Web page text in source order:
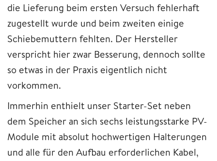
die Lieferung beim ersten Versuch fehlerhaft
zugestellt wurde und beim zweiten einige
Schiebemuttern fehlten. Der Hersteller
verspricht hier zwar Besserung, dennoch sollte
so etwas in der Praxis eigentlich nicht
vorkommen.
Immerhin enthielt unser Starter-Set neben
dem Speicher an sich sechs leistungsstarke PV-
Module mit absolut hochwertigen Halterungen
und alle für den Aufbau erforderlichen Kabel,